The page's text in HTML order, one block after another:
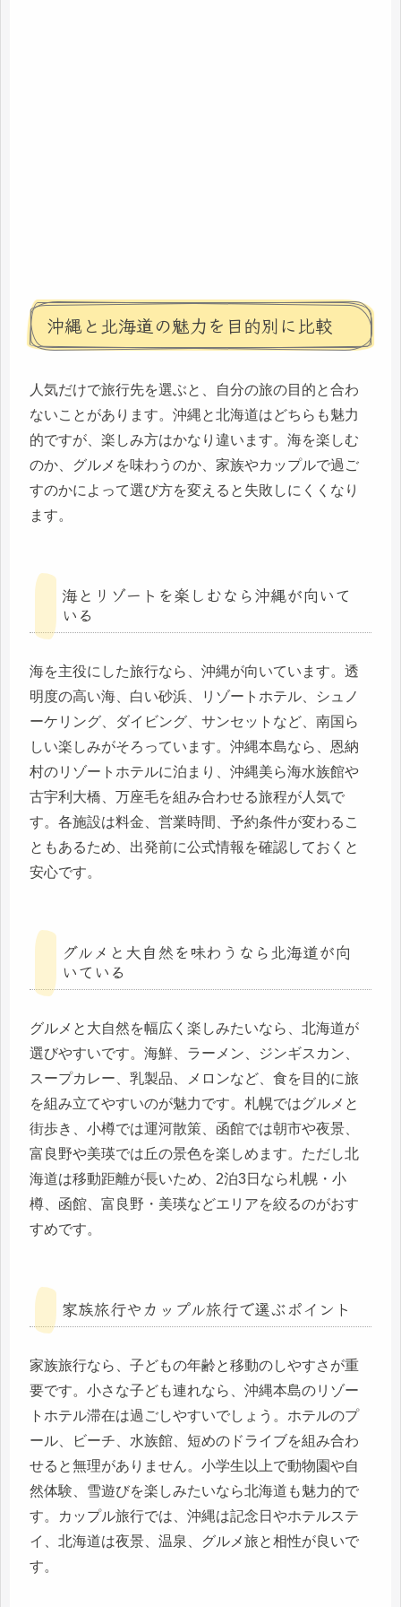
沖縄と北海道の魅力を目的別に比較
人気だけで旅行先を選ぶと、自分の旅の目的と合わ
ないことがあります。沖縄と北海道はどちらも魅力
的ですが、楽しみ方はかなり違います。海を楽しむ
のか、グルメを味わうのか、家族やカップルで過ご
すのかによって選び方を変えると失敗しにくくなり
ます。
海とリゾートを楽しむなら沖縄が向いて
いる
海を主役にした旅行なら、沖縄が向いています。透
明度の高い海、白い砂浜、リゾートホテル、シュノ
ーケリング、ダイビング、サンセットなど、南国ら
しい楽しみがそろっています。沖縄本島なら、恩納
村のリゾートホテルに泊まり、沖縄美ら海水族館や
古宇利大橋、万座毛を組み合わせる旅程が人気で
す。各施設は料金、営業時間、予約条件が変わるこ
ともあるため、出発前に公式情報を確認しておくと
安心です。
グルメと大自然を味わうなら北海道が向
いている
グルメと大自然を幅広く楽しみたいなら、北海道が
選びやすいです。海鮮、ラーメン、ジンギスカン、
スープカレー、乳製品、メロンなど、食を目的に旅
を組み立てやすいのが魅力です。札幌ではグルメと
街歩き、小樽では運河散策、函館では朝市や夜景、
富良野や美瑛では丘の景色を楽しめます。ただし北
海道は移動距離が長いため、2泊3日なら札幌・小
樽、函館、富良野・美瑛などエリアを絞るのがおす
すめです。
家族旅行やカップル旅行で選ぶポイント
家族旅行なら、子どもの年齢と移動のしやすさが重
要です。小さな子ども連れなら、沖縄本島のリゾー
トホテル滞在は過ごしやすいでしょう。ホテルのプ
ール、ビーチ、水族館、短めのドライブを組み合わ
せると無理がありません。小学生以上で動物園や自
然体験、雪遊びを楽しみたいなら北海道も魅力的で
す。カップル旅行では、沖縄は記念日やホテルステ
イ、北海道は夜景、温泉、グルメ旅と相性が良いで
す。